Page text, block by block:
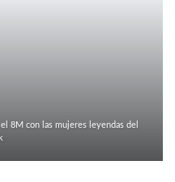
8M con las mujeres leyendas del